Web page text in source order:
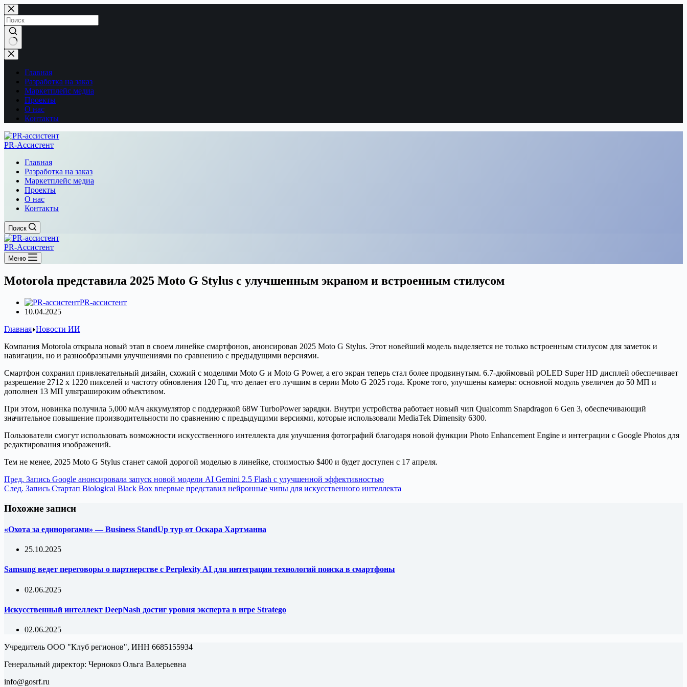
Перейти
к
сути
Ничего
не
найденоГлавная
Разработка на заказ
Маркетплейс медиа
Проекты
О нас
Контакты
PR-Ассистент
Главная
Разработка на заказ
Маркетплейс медиа
Проекты
О нас
Контакты
Поиск
PR-Ассистент
Меню
Motorola представила 2025 Moto G Stylus с улучшенным экраном и встроенным стилусом
PR-ассистент
10.04.2025
Главная Новости ИИ
Компания Motorola открыла новый этап в своем линейке смартфонов, анонсировав 2025 Moto G Stylus. Этот новейший модель выделяется не только встроенным стилусом для заметок и
навигации, но и разнообразными улучшениями по сравнению с предыдущими версиями.
Смартфон сохранил привлекательный дизайн, схожий с моделями Moto G и Moto G Power, а его экран теперь стал более продвинутым. 6.7-дюймовый pOLED Super HD дисплей обеспечивает
разрешение 2712 x 1220 пикселей и частоту обновления 120 Гц, что делает его лучшим в серии Moto G 2025 года. Кроме того, улучшены камеры: основной модуль увеличен до 50 МП и
дополнен 13 МП ультрашироким объективом.
При этом, новинка получила 5,000 мАч аккумулятор с поддержкой 68W TurboPower зарядки. Внутри устройства работает новый чип Qualcomm Snapdragon 6 Gen 3, обеспечивающий
значительное повышение производительности по сравнению с предыдущими версиями, которые использовали MediaTek Dimensity 6300.
Пользователи смогут использовать возможности искусственного интеллекта для улучшения фотографий благодаря новой функции Photo Enhancement Engine и интеграции с Google Photos для
редактирования изображений.
Тем не менее, 2025 Moto G Stylus станет самой дорогой моделью в линейке, стоимостью $400 и будет доступен с 17 апреля.
Пред. Запись Google анонсировала запуск новой модели AI Gemini 2.5 Flash с улучшенной эффективностью
След. Запись Стартап Biological Black Box впервые представил нейронные чипы для искусственного интеллекта
Похожие записи
«Охота за единорогами» — Business StandUp тур от Оскара Хартманна
25.10.2025
Samsung ведет переговоры о партнерстве с Perplexity AI для интеграции технологий поиска в смартфоны
02.06.2025
Искусственный интеллект DeepNash достиг уровня эксперта в игре Stratego
02.06.2025
Учредитель ООО "Клуб регионов", ИНН 6685155934
Генеральный директор: Чернокоз Ольга Валерьевна
info@gosrf.ru